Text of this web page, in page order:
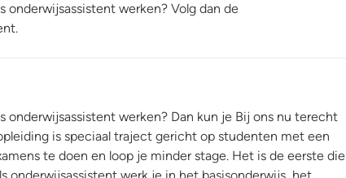
onderwijsassistent werken? Volg dan de
onderwijsassistent werken? Dan kun je Bij ons nu terecht
is speciaal traject gericht op studenten met een
te doen en loop je minder stage. Het is de eerste die